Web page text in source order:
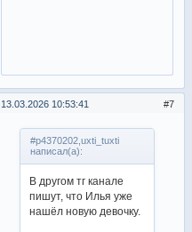
7
13.03.2026 10:53:41
#p4370202,uxti_tuxti
написал(а):
В другом тг канале
пишут, что Илья уже
нашёл новую девочку.